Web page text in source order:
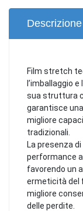
Descrizione
Film stretch
l’imballaggio
sua struttura
garantisce
migliore
tradizionali.
La presenza
performance
favorendo un
ermeticità del
migliore
delle perdite.